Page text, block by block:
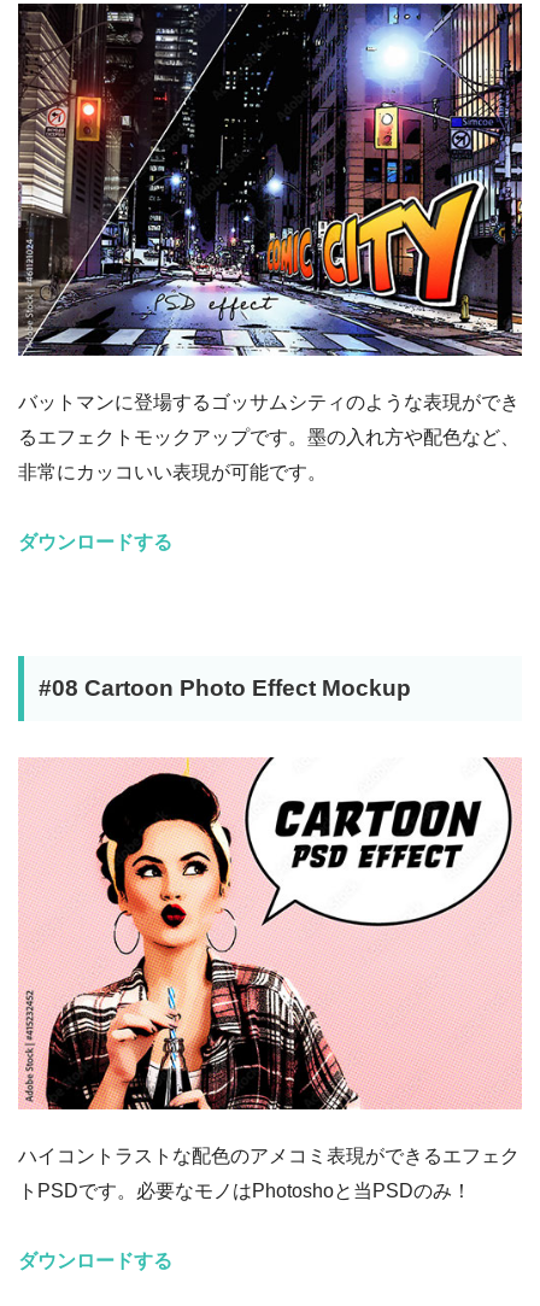
バットマンに登場するゴッサムシティのような表現ができ
るエフェクトモックアップです。墨の入れ方や配色など、
非常にカッコいい表現が可能です。
ダウンロードする
#08 Cartoon Photo Effect Mockup
ハイコントラストな配色のアメコミ表現ができるエフェク
トPSDです。必要なモノはPhotoshoと当PSDのみ！
ダウンロードする